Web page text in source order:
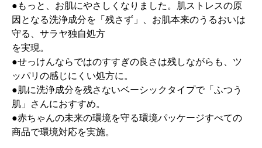
●もっと、お肌にやさしくなりました。肌ストレスの原
因となる洗浄成分を「残さず」、お肌本来のうるおいは
守る、サラヤ独自処方
を実現。
●せっけんならではのすすぎの良さは残しながらも、ツ
ッパリの感じにくい処方に。
●肌に洗浄成分を残さないベーシックタイプで「ふつう
肌」さんにおすすめ。
●赤ちゃんの未来の環境を守る環境パッケージすべての
商品で環境対応を実施。